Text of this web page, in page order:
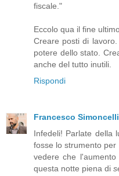
fiscale."
Eccolo qua il fine
Creare posti di
potere dello stato.
anche del tutto inutili.
Rispondi
Francesco Simoncelli
Infedeli! Parlate della
fosse lo strumento
vedere che
questa notte piena di